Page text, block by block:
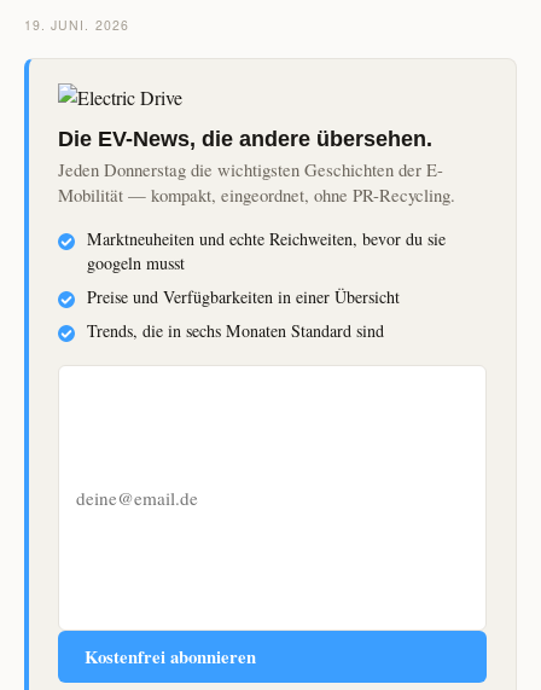
19. JUNI. 2026
Die EV-News, die andere übersehen.
Jeden Donnerstag die wichtigsten Geschichten der E-
Mobilität — kompakt, eingeordnet, ohne PR-Recycling.
Marktneuheiten und echte Reichweiten, bevor du sie
googeln musst
Preise und Verfügbarkeiten in einer Übersicht
Trends, die in sechs Monaten Standard sind
Kostenfrei abonnieren